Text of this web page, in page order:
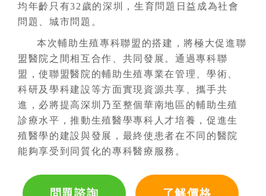
均年齡只有32歲的深圳，生育問題日益成為社會
問題、城市問題。
本次輔助生殖專科聯盟的搭建，將極大促進聯
盟醫院之間相互合作、共同發展。通過專科聯
盟，使聯盟醫院的輔助生殖專業在管理、學術、
科研及學科建設等方面實現資源共享、攜手共
進，必將提高深圳乃至整個華南地區的輔助生殖
診療水平，推動生殖醫學專科人才培養，促進生
殖醫學的建設與發展，最終使患者在不同的醫院
能夠享受到同質化的專科醫療服務。
問題諮詢 了解價格